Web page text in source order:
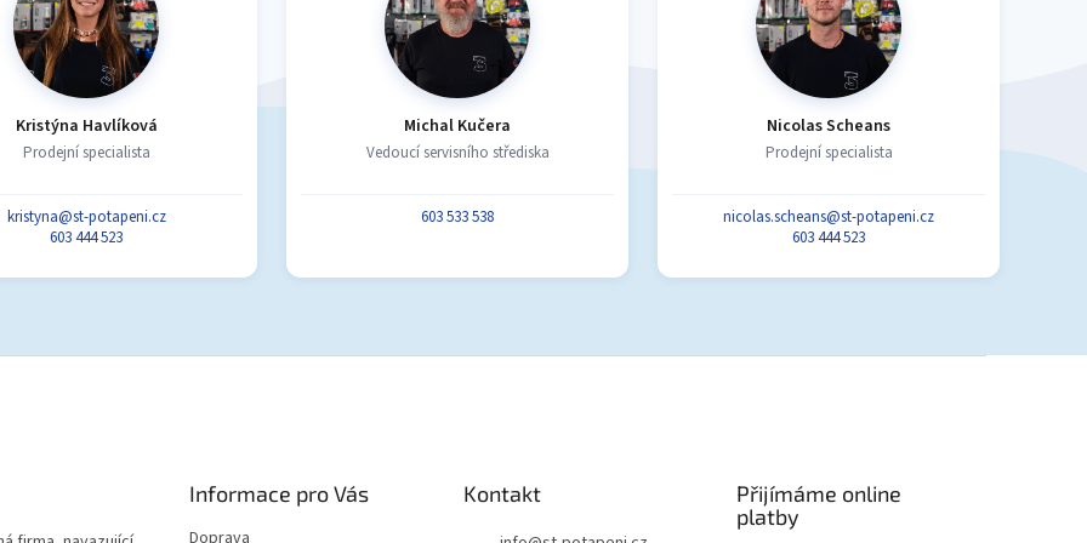
Kristýna Havlíková
Prodejní specialista
kristyna@st-potapeni.cz
603 444 523
Michal Kučera
Vedoucí servisního střediska
603 533 538
Nicolas Scheans
Prodejní specialista
nicolas.scheans@st-potapeni.cz
603 444 523
Informace pro Vás
Doprava
Kontakt
Přijímáme online
platby